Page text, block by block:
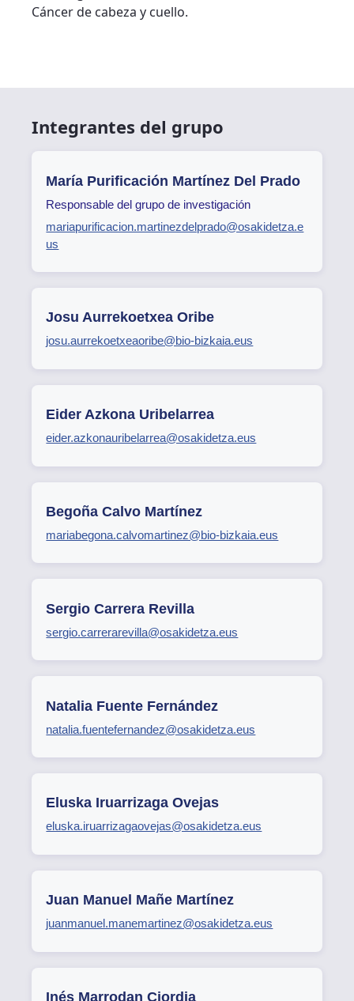
Cáncer de cabeza y cuello.
Integrantes del grupo
María Purificación Martínez Del Prado
Responsable del grupo de investigación
mariapurificacion.martinezdelprado@osakidetza.e
us
Josu Aurrekoetxea Oribe
josu.aurrekoetxeaoribe@bio-bizkaia.eus
Eider Azkona Uribelarrea
eider.azkonauribelarrea@osakidetza.eus
Begoña Calvo Martínez
mariabegona.calvomartinez@bio-bizkaia.eus
Sergio Carrera Revilla
sergio.carrerarevilla@osakidetza.eus
Natalia Fuente Fernández
natalia.fuentefernandez@osakidetza.eus
Eluska Iruarrizaga Ovejas
eluska.iruarrizagaovejas@osakidetza.eus
Juan Manuel Mañe Martínez
juanmanuel.manemartinez@osakidetza.eus
Inés Marrodan Ciordia